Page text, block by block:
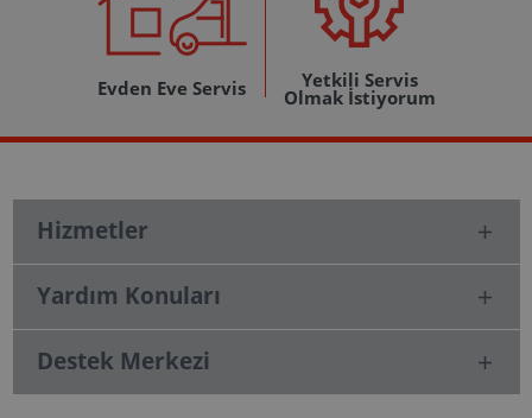
Evden Eve Servis Yetkili Servis
Olmak İstiyorum
Hizmetler
Yardım Konuları
Destek Merkezi